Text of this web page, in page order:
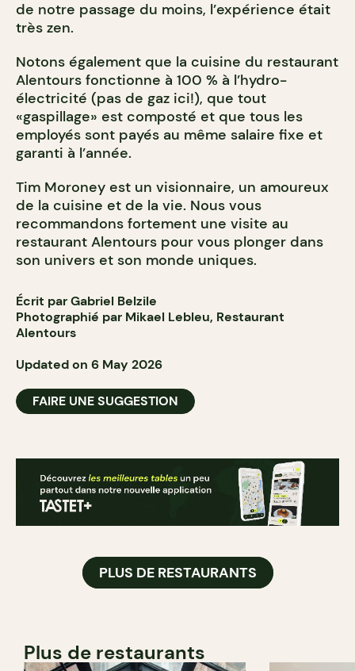
de notre passage du moins, l’expérience était
très zen.
Notons également que la cuisine du restaurant
Alentours fonctionne à 100 % à l’hydro-
électricité (pas de gaz ici!), que tout
«gaspillage» est composté et que tous les
employés sont payés au même salaire fixe et
garanti à l’année.
Tim Moroney est un visionnaire, un amoureux
de la cuisine et de la vie. Nous vous
recommandons fortement une visite au
restaurant Alentours pour vous plonger dans
son univers et son monde uniques.
Écrit par Gabriel Belzile
Photographié par Mikael Lebleu, Restaurant
Alentours
Updated on 6 May 2026
FAIRE UNE SUGGESTION
PLUS DE RESTAURANTS
Plus de restaurants